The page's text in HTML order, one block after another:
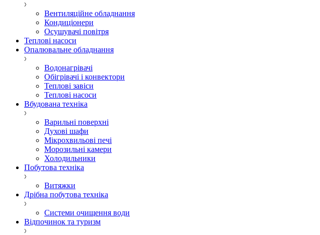
Вентиляційне обладнання
Кондиціонери
Осушувачі повітря
Теплові насоси
Опалювальне обладнання
Водонагрівачі
Обігрівачі і конвектори
Теплові завіси
Теплові насоси
Вбудована техніка
Варильні поверхні
Духові шафи
Мікрохвильові печі
Морозильні камери
Холодильники
Побутова техніка
Витяжки
Дрібна побутова техніка
Системи очищення води
Відпочинок та туризм